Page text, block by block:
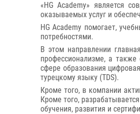
«HG Academy» является
оказываемых услуг и
HG Academy помогает,
потребностями.
В этом направлении
профессионализме, а также
сфере образования
турецкому языку (TDS).
Кроме того, в компании
Кроме того,
обучения, развития и